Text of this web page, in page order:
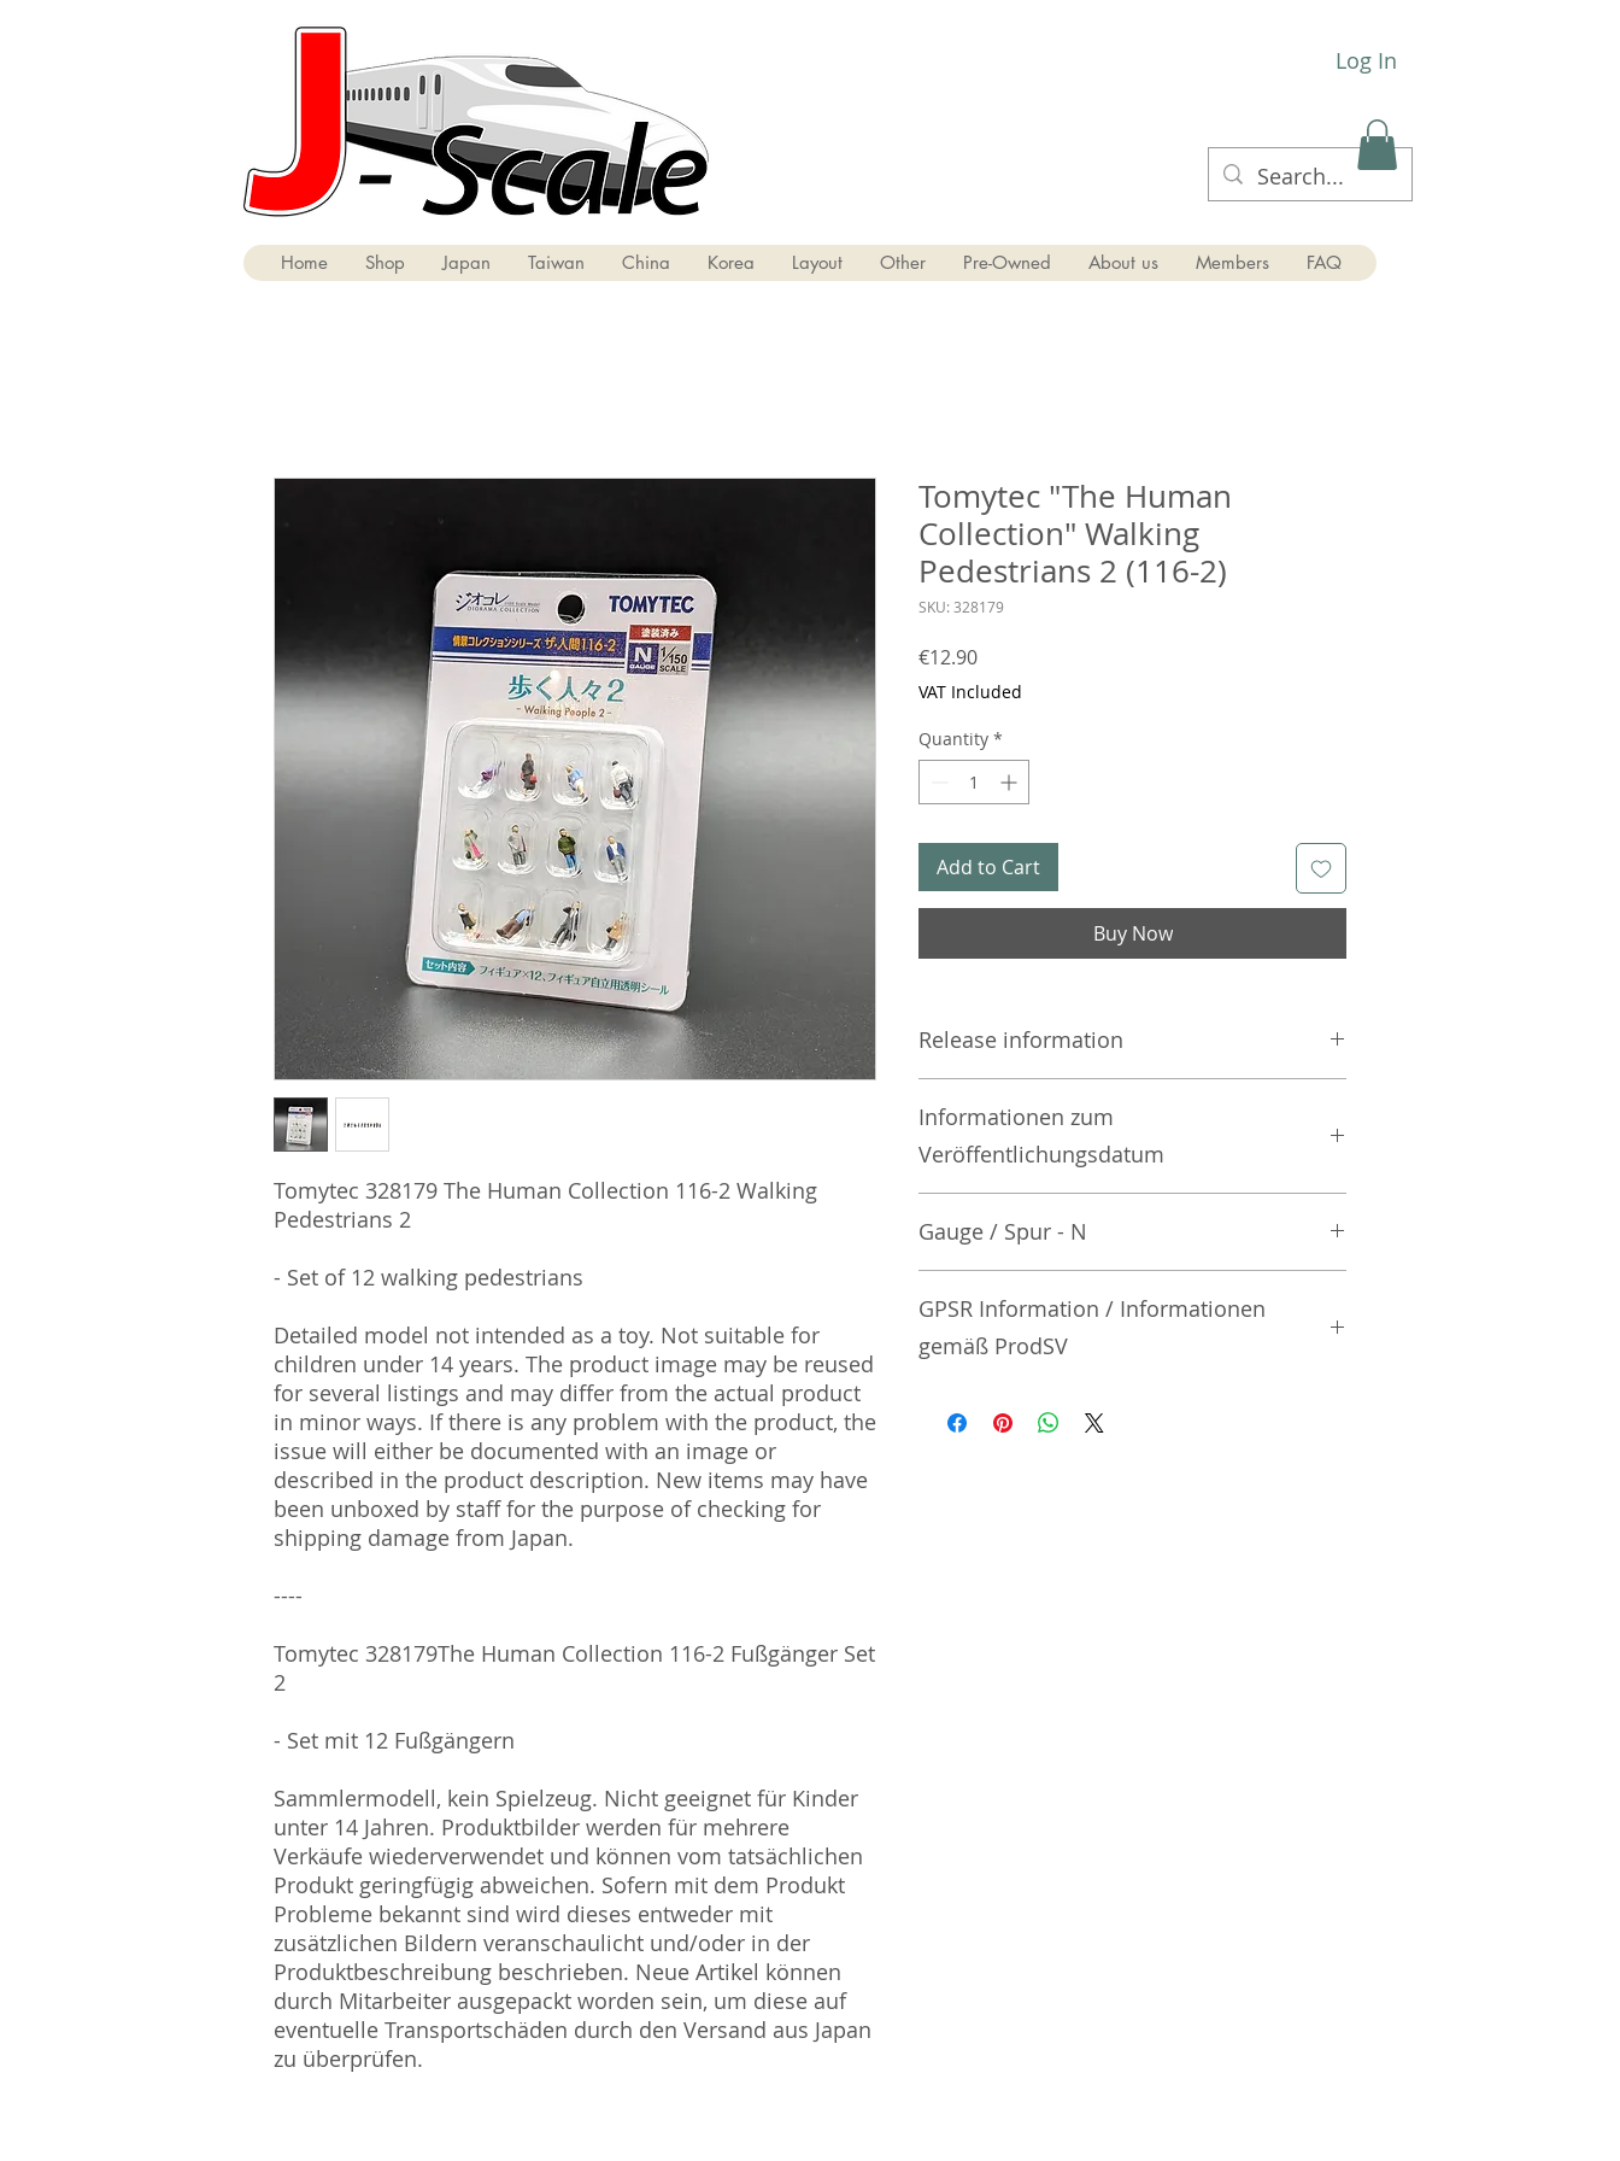
Log In
Home Shop Japan Taiwan China Korea Layout Other Pre-Owned About us Members FAQ
Tomytec 328179 The Human Collection 116-2 Walking
Pedestrians 2
- Set of 12 walking pedestrians
Detailed model not intended as a toy. Not suitable for
children under 14 years. The product image may be reused
for several listings and may differ from the actual product
in minor ways. If there is any problem with the product, the
issue will either be documented with an image or
described in the product description. New items may have
been unboxed by staff for the purpose of checking for
shipping damage from Japan.
----
Tomytec 328179The Human Collection 116-2 Fußgänger Set
2
- Set mit 12 Fußgängern
Sammlermodell, kein Spielzeug. Nicht geeignet für Kinder
unter 14 Jahren. Produktbilder werden für mehrere
Verkäufe wiederverwendet und können vom tatsächlichen
Produkt geringfügig abweichen. Sofern mit dem Produkt
Probleme bekannt sind wird dieses entweder mit
zusätzlichen Bildern veranschaulicht und/oder in der
Produktbeschreibung beschrieben. Neue Artikel können
durch Mitarbeiter ausgepackt worden sein, um diese auf
eventuelle Transportschäden durch den Versand aus Japan
zu überprüfen.
Tomytec "The Human
Collection" Walking
Pedestrians 2 (116-2)
SKU: 328179
€12.90Price
VAT Included
Quantity *
Add to Cart
Buy Now
Release information
Informationen zum
Veröffentlichungsdatum
Gauge / Spur - N
GPSR Information / Informationen
gemäß ProdSV
Manufacturer / Hersteller: